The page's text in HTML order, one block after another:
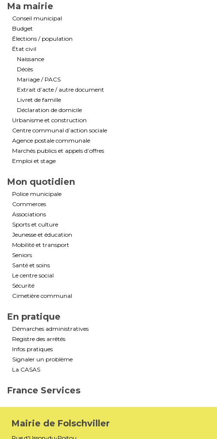
Ma mairie
Conseil municipal
Budget
Élections / population
État civil
Naissance
Décès
Mariage / PACS
Extrait d’acte / autre document
Livret de famille
Déclaration de domicile
Urbanisme et construction
Centre communal d’action sociale
Agence postale communale
Marchés publics et appels d’offres
Emploi et stage
Mon quotidien
Police municipale
Commerces
Associations
Sports et culture
Jeunesse et éducation
Mobilité et transport
Seniors
Santé et soins
Le centre social
Sécurité
Cimetière communal
En pratique
Démarches administratives
Registre des arrêtés
Infos pratiques
Signaler un problème
La CASAS
France Services
Mairie de Folschviller